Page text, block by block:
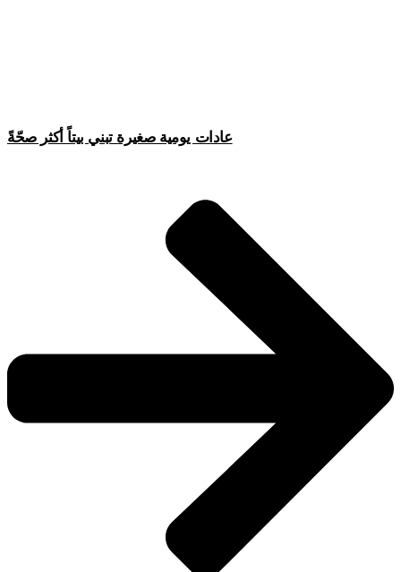
عادات يومية صغيرة تبني بيتاً أكثر صحّةً